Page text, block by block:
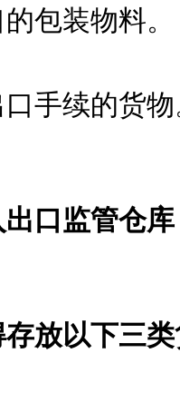
包装物料。
手续的货
口监管仓
放以下三